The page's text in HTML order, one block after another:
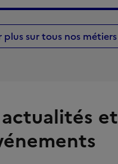
plus sur tous nos métiers
et